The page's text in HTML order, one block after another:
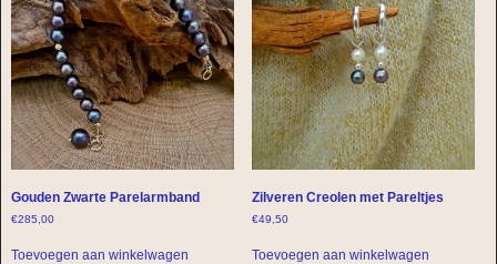
Gouden Zwarte Parelarmband
€285,00
Toevoegen aan winkelwagen
Zilveren Creolen met Pareltjes
€49,50
Toevoegen aan winkelwagen